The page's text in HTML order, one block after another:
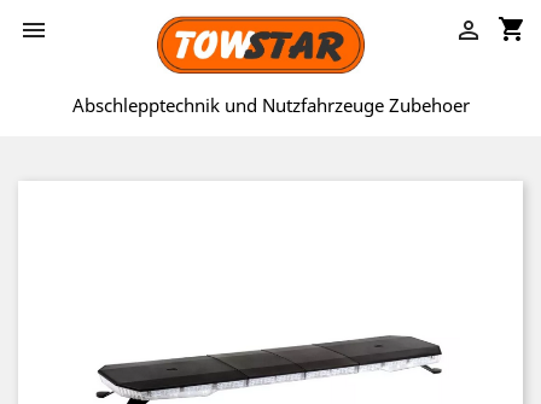
 shopping_cart

Abschlepptechnik und Nutzfahrzeuge Zubehoer